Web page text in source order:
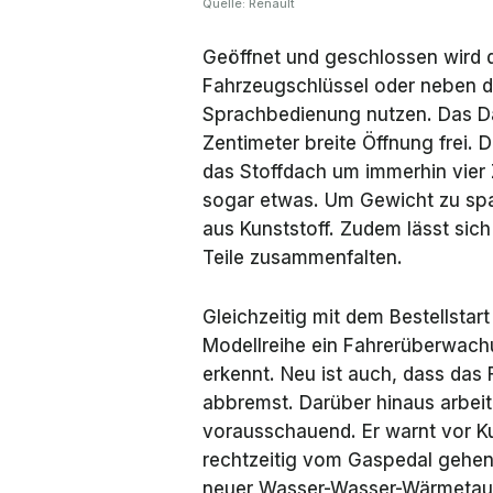
Quelle: Renault
Geöffnet und geschlossen wird
Fahrzeugschlüssel oder neben
Sprachbedienung nutzen. Das
Zentimeter breite Öffnung frei.
das Stoffdach um immerhin
sogar etwas. Um Gewicht zu
aus Kunststoff. Zudem lässt
Teile zusammenfalten.
Gleichzeitig mit dem
Modellreihe ein
erkennt. Neu ist auch, dass
abbremst. Darüber hinaus
vorausschauend. Er warnt vor
rechtzeitig vom Gaspedal